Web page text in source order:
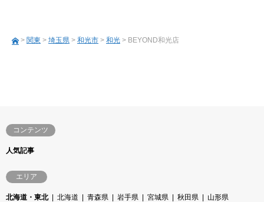
> 関東 > 埼玉県 > 和光市 > 和光 > BEYOND和光店
コンテンツ
人気記事
エリア
北海道・東北 北海道 青森県 岩手県 宮城県 秋田県
山形県